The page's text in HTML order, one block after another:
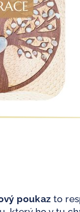
poukaz to